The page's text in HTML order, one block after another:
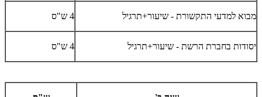
מבוא למדעי התקשורת - שיעור+תרגיל 4 ש"ס
יסודות בחברת הרשת - שיעור+תרגיל 4 ש"ס